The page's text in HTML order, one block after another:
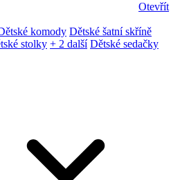
Otevřít
komody Dětské šatní skříně
stolky + 2 další Dětské sedačky